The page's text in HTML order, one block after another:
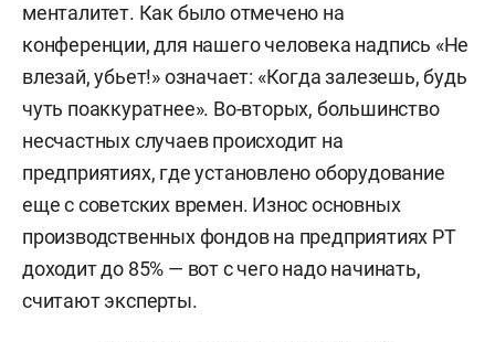
менталитет. Как было отмечено на
конференции, для нашего человека надпись «Не
влезай, убьет!» означает: «Когда залезешь, будь
чуть поаккуратнее». Во-вторых, большинство
несчастных случаев происходит на
предприятиях, где установлено оборудование
еще с советских времен. Износ основных
производственных фондов на предприятиях РТ
доходит до 85% — вот с чего надо начинать,
считают эксперты.